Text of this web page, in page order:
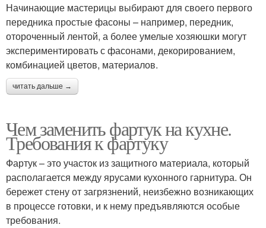
Начинающие мастерицы выбирают для своего первого
передника простые фасоны – например, передник,
отороченный лентой, а более умелые хозяюшки могут
экспериментировать с фасонами, декорированием,
комбинацией цветов, материалов.
читать дальше →
Чем заменить фартук на кухне.
Требования к фартуку
Фартук – это участок из защитного материала, который
располагается между ярусами кухонного гарнитура. Он
бережет стену от загрязнений, неизбежно возникающих
в процессе готовки, и к нему предъявляются особые
требования.